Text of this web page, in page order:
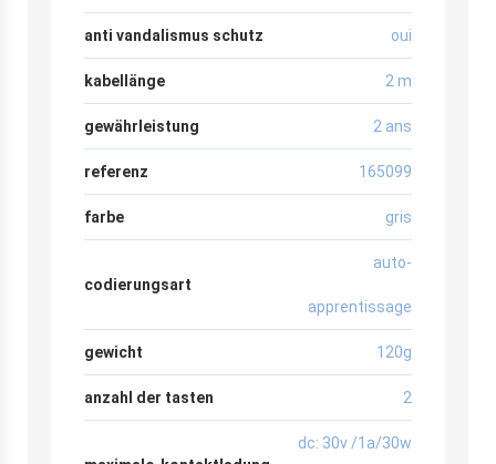
anti vandalismus schutz oui
kabellänge 2 m
gewährleistung 2 ans
referenz 165099
farbe gris
codierungsart
auto-
apprentissage
gewicht 120g
anzahl der tasten 2
dc: 30v /1a/30w